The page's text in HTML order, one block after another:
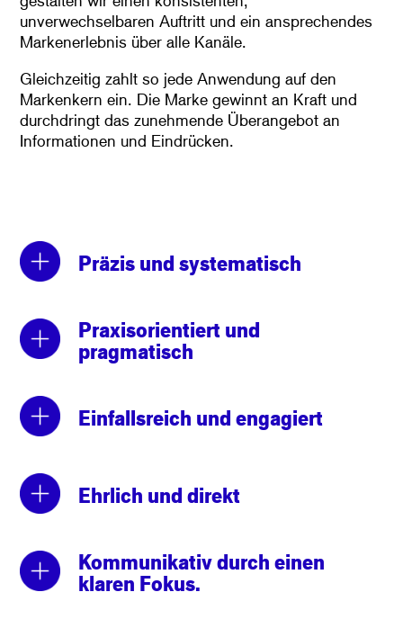
unverwechselbaren Auftritt und ein ansprechendes
Markenerlebnis über alle Kanäle.
Gleichzeitig zahlt so jede Anwendung auf den
Markenkern ein. Die Marke gewinnt an Kraft und
durchdringt das zunehmende Überangebot an
Informationen und Eindrücken.
Präzis und systematisch
Praxisorientiert und
pragmatisch
Einfallsreich und engagiert
Ehrlich und direkt
Kommunikativ durch einen
klaren Fokus.